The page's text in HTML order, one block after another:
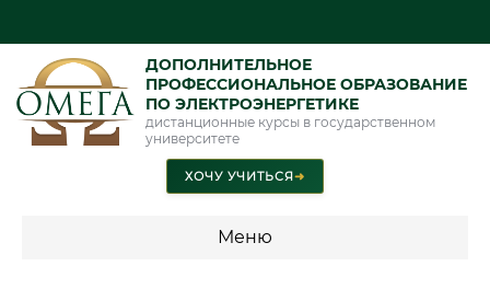
ДОПОЛНИТЕЛЬНОЕ
ПРОФЕССИОНАЛЬНОЕ ОБРАЗОВАНИЕ
ПО ЭЛЕКТРОЭНЕРГЕТИКЕ
дистанционные курсы в государственном
университете
ХОЧУ УЧИТЬСЯ➜
Меню